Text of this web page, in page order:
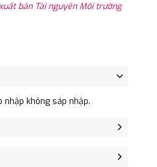
bản Tài nguyên Môi trường
không sáp nhập.